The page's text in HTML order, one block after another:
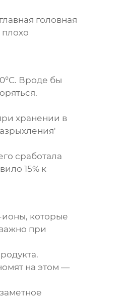
головная
Вроде бы
хранении в
сработала
15% к
которые
при
на этом —